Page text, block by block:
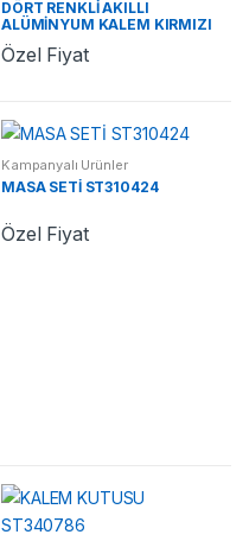
DÖRT RENKLİ AKILLI
ALÜMİNYUM KALEM KIRMIZI
ST340216 KR
Özel Fiyat
Kampanyalı Ürünler
MASA SETİ ST310424
Özel Fiyat